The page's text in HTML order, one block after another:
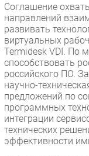
Соглашение
направлений
развивать
виртуальных
Termidesk VDI. По
способствовать
российского ПО.
научно-
предложений по
программных
интеграции
технических
эффективности